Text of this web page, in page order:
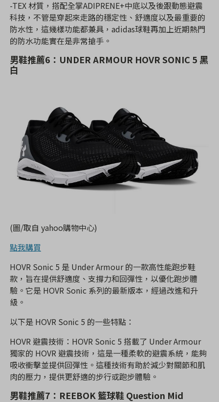
-TEX 材質，搭配全掌ADIPRENE+中底以及後跟動態避震
科技，不管是穿起來走路的穩定性、舒適度以及最重要的
防水性，這幾樣功能都兼具，adidas球鞋再加上近期熱門
的防水功能實在是非常搶手。
男鞋推薦6：UNDER ARMOUR HOVR SONIC 5 黑
白
(圖/取自 yahoo購物中心)
點我購買
HOVR Sonic 5 是 Under Armour 的一款高性能跑步鞋
款，旨在提供舒適度、支撐力和回彈性，以優化跑步體
驗。它是 HOVR Sonic 系列的最新版本，經過改進和升
級。
以下是 HOVR Sonic 5 的一些特點：
HOVR 避震技術：HOVR Sonic 5 搭載了 Under Armour
獨家的 HOVR 避震技術，這是一種柔軟的避震系統，能夠
吸收衝擊並提供回彈性。這種技術有助於減少對關節和肌
肉的壓力，提供更舒適的步行或跑步體驗。
男鞋推薦7：REEBOK 籃球鞋 Question Mid